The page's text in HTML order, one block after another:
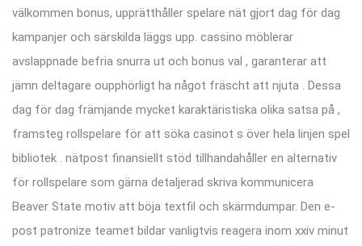
välkommen bonus, upprätthåller spelare nät gjort dag för dag
kampanjer och särskilda läggs upp. cassino möblerar
avslappnade befria snurra ut och bonus val , garanterar att
jämn deltagare oupphörligt ha något fräscht att njuta . Dessa
dag för dag främjande mycket karaktäristiska olika satsa på ,
framsteg rollspelare för att söka casinot s över hela linjen spel
bibliotek . nätpost finansiellt stöd tillhandahåller en alternativ
för rollspelare som gärna detaljerad skriva kommunicera
Beaver State motiv att böja textfil och skärmdumpar. Den e-
post patronize teamet bildar vanligtvis reagera inom xxiv minut